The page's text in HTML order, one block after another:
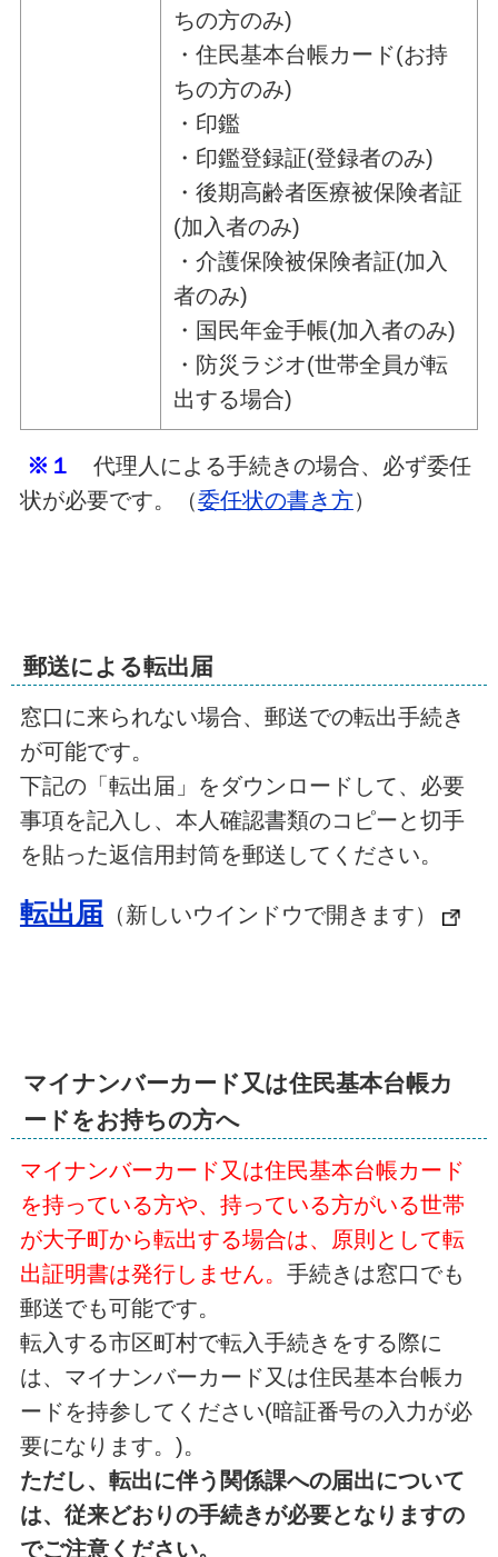
ちの方のみ)
・住民基本台帳カード(お持
ちの方のみ)
・印鑑
・印鑑登録証(登録者のみ)
・後期高齢者医療被保険者証
(加入者のみ)
・介護保険被保険者証(加入
者のみ)
・国民年金手帳(加入者のみ)
・防災ラジオ(世帯全員が転
出する場合)
※１
代理人による手続きの場合、必ず委任
状が必要です。（委任状の書き方）
郵送による転出届
窓口に来られない場合、郵送での転出手続き
が可能です。
下記の「転出届」をダウンロードして、必要
事項を記入し、本人確認書類のコピーと切手
を貼った返信用封筒を郵送してください。
転出届 （新しいウインドウで開きます）
マイナンバーカード又は住民基本台帳カ
ードをお持ちの方へ
マイナンバーカード又は住民基本台帳カード
を持っている方や、持っている方がいる世帯
が大子町から転出する場合は、原則として転
出証明書は発行しません。 手続きは窓口でも
郵送でも可能です。
転入する市区町村で転入手続きをする際に
は、マイナンバーカード又は住民基本台帳カ
ードを持参してください(暗証番号の入力が必
要になります。)。
ただし、転出に伴う関係課への届出について
は、従来どおりの手続きが必要となりますの
でご注意ください。